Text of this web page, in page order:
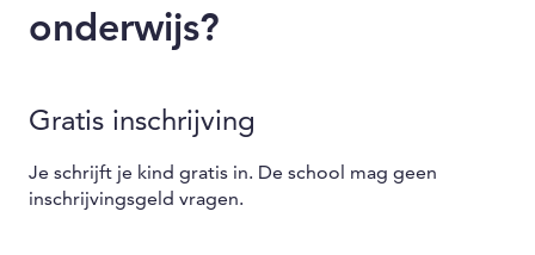
onderwijs?
Gratis inschrijving
Je schrijft je kind gratis in. De school mag geen
inschrijvingsgeld vragen.